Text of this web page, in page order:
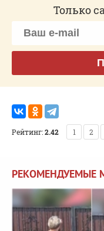
Только
Рейтинг:2.42 1 2
РЕКОМЕНДУЕМЫЕ